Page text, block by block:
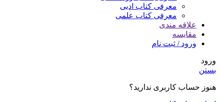
معرفی کتاب ادبی
معرفی کتاب علمی
علاقه مندی
مقایسه
ورود / ثبت نام
ورود
بستن
هنوز حساب کاربری ندارید؟